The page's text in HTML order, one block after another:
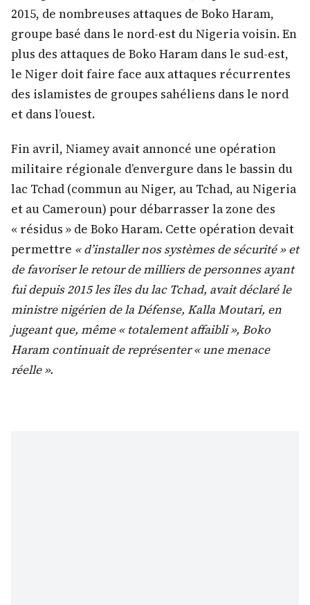
2015, de nombreuses attaques de Boko Haram,
groupe basé dans le nord-est du Nigeria voisin. En
plus des attaques de Boko Haram dans le sud-est,
le Niger doit faire face aux attaques récurrentes
des islamistes de groupes sahéliens dans le nord
et dans l’ouest.
Fin avril, Niamey avait annoncé une opération
militaire régionale d’envergure dans le bassin du
lac Tchad (commun au Niger, au Tchad, au Nigeria
et au Cameroun) pour débarrasser la zone des
« résidus » de Boko Haram. Cette opération devait
permettre « d’installer nos systèmes de sécurité » et
de favoriser le retour de milliers de personnes ayant
fui depuis 2015 les îles du lac Tchad, avait déclaré le
ministre nigérien de la Défense, Kalla Moutari, en
jugeant que, même « totalement affaibli », Boko
Haram continuait de représenter « une menace
réelle ».